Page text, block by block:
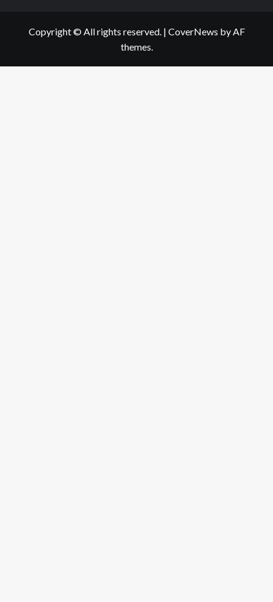
Copyright © All rights reserved. | CoverNews by AF
themes.